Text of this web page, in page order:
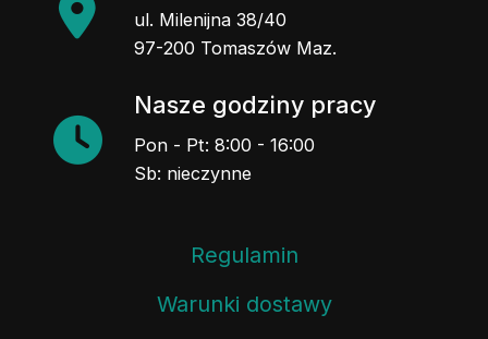
ul. Milenijna 38/40
97-200 Tomaszów Maz.
Nasze godziny pracy
Pon - Pt: 8:00 - 16:00
Sb: nieczynne
Regulamin
Warunki dostawy